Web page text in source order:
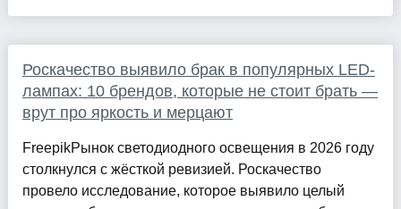
Роскачество выявило брак в популярных LED-
лампах: 10 брендов, которые не стоит брать —
врут про яркость и мерцают
FreepikРынок светодиодного освещения в 2026 году
столкнулся с жёсткой ревизией. Роскачество
провело исследование, которое выявило целый